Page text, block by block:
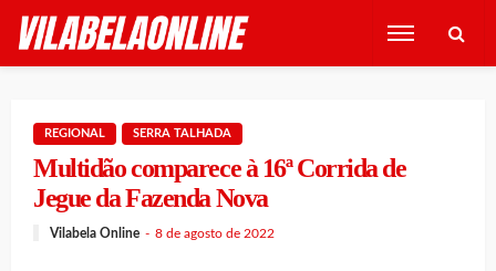
REGIONAL SERRA TALHADA
Multidão comparece à 16ª Corrida de
Jegue da Fazenda Nova
Vilabela Online 8 de agosto de 2022